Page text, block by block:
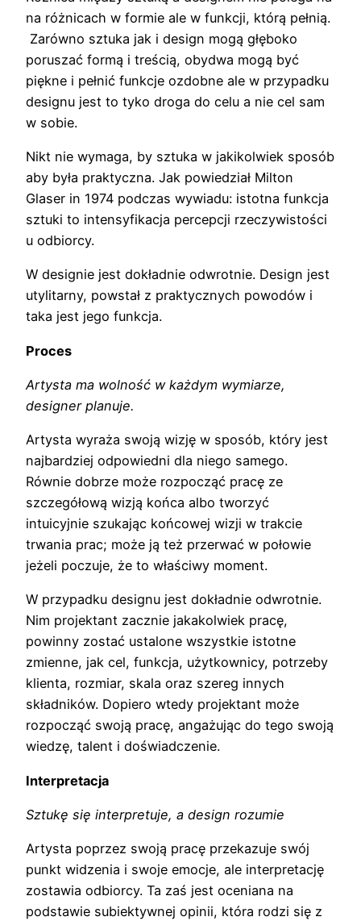
na różnicach w formie ale w funkcji, którą pełnią.
Zarówno sztuka jak i design mogą głęboko
poruszać formą i treścią, obydwa mogą być
piękne i pełnić funkcje ozdobne ale w przypadku
designu jest to tyko droga do celu a nie cel sam
w sobie.
Nikt nie wymaga, by sztuka w jakikolwiek sposób
aby była praktyczna. Jak powiedział Milton
Glaser in 1974 podczas wywiadu: istotna funkcja
sztuki to intensyfikacja percepcji rzeczywistości
u odbiorcy.
W designie jest dokładnie odwrotnie. Design jest
utylitarny, powstał z praktycznych powodów i
taka jest jego funkcja.
Proces
Artysta ma wolność w każdym wymiarze,
designer planuje.
Artysta wyraża swoją wizję w sposób, który jest
najbardziej odpowiedni dla niego samego.
Równie dobrze może rozpocząć pracę ze
szczegółową wizją końca albo tworzyć
intuicyjnie szukając końcowej wizji w trakcie
trwania prac; może ją też przerwać w połowie
jeżeli poczuje, że to właściwy moment.
W przypadku designu jest dokładnie odwrotnie.
Nim projektant zacznie jakakolwiek pracę,
powinny zostać ustalone wszystkie istotne
zmienne, jak cel, funkcja, użytkownicy, potrzeby
klienta, rozmiar, skala oraz szereg innych
składników. Dopiero wtedy projektant może
rozpocząć swoją pracę, angażując do tego swoją
wiedzę, talent i doświadczenie.
Interpretacja
Sztukę się interpretuje, a design rozumie
Artysta poprzez swoją pracę przekazuje swój
punkt widzenia i swoje emocje, ale interpretację
zostawia odbiorcy. Ta zaś jest oceniana na
podstawie subiektywnej opinii, która rodzi się z